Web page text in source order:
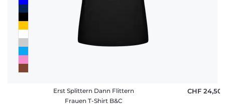
Erst Splittern Dann Flittern
Frauen T-Shirt B&C
CHF 24,50